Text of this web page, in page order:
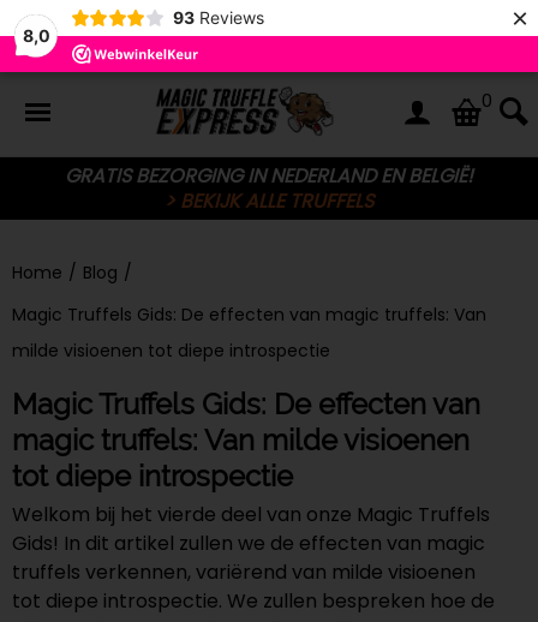
8,0
93 Reviews ×
0
GRATIS BEZORGING IN NEDERLAND EN BELGIË!
> BEKIJK ALLE TRUFFELS
Home / Blog /
Magic Truffels Gids: De effecten van magic truffels: Van
milde visioenen tot diepe introspectie
Magic Truffels Gids: De effecten van
magic truffels: Van milde visioenen
tot diepe introspectie
Welkom bij het vierde deel van onze Magic Truffels
Gids! In dit artikel zullen we de effecten van magic
truffels verkennen, variërend van milde visioenen
tot diepe introspectie. We zullen bespreken hoe de